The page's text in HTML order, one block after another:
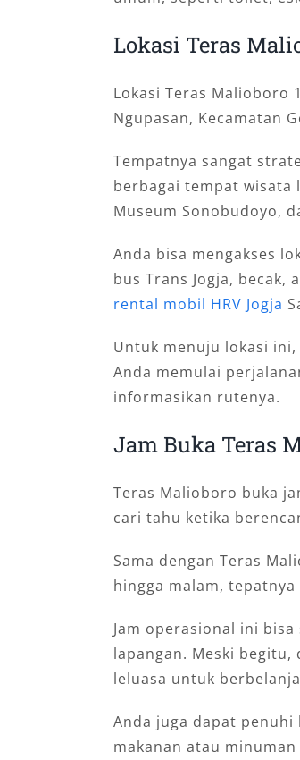
Lokasi Teras
Lokasi Teras Malioboro
Ngupasan, Kecamatan
Tempatnya sangat
berbagai tempat wisata
Museum Sonobudoyo,
Anda bisa mengakses
bus Trans Jogja, becak,
rental mobil HRV Jogja
Untuk menuju lokasi
Anda memulai
informasikan rutenya.
Jam Buka Teras
Teras Malioboro buka
cari tahu ketika
Sama dengan Teras
hingga malam,
Jam operasional ini
lapangan. Meski
leluasa untuk
Anda juga dapat
makanan atau